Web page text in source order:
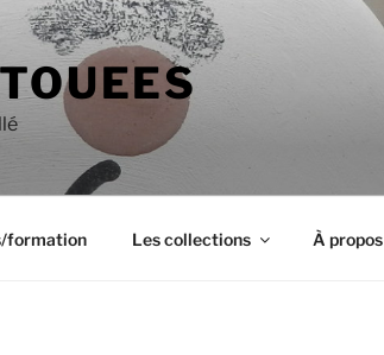
formation Les collections À propos